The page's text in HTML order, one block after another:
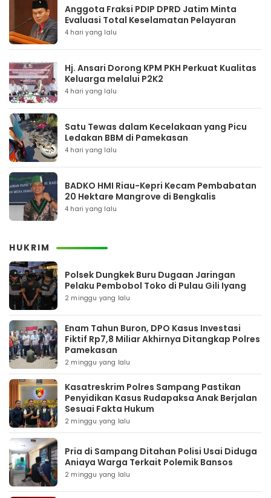
Anggota Fraksi PDIP DPRD Jatim Minta
Evaluasi Total Keselamatan Pelayaran
4 hari yang lalu
Hj. Ansari Dorong KPM PKH Perkuat Kualitas
Keluarga melalui P2K2
4 hari yang lalu
Satu Tewas dalam Kecelakaan yang Picu
Ledakan BBM di Pamekasan
4 hari yang lalu
BADKO HMI Riau-Kepri Kecam Pembabatan
20 Hektare Mangrove di Bengkalis
4 hari yang lalu
HUKRIM
Polsek Dungkek Buru Dugaan Jaringan
Pelaku Pembobol Toko di Pulau Gili Iyang
2 minggu yang lalu
Enam Tahun Buron, DPO Kasus Investasi
Fiktif Rp7,8 Miliar Akhirnya Ditangkap Polres
Pamekasan
2 minggu yang lalu
Kasatreskrim Polres Sampang Pastikan
Penyidikan Kasus Rudapaksa Anak Berjalan
Sesuai Fakta Hukum
2 minggu yang lalu
Pria di Sampang Ditahan Polisi Usai Diduga
Aniaya Warga Terkait Polemik Bansos
2 minggu yang lalu